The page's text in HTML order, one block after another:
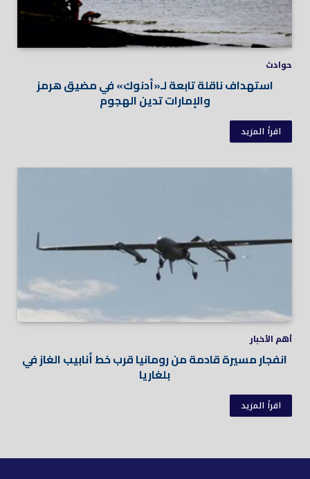
حوادث
استهداف ناقلة تابعة لـ«أدنوك» في مضيق هرمز
والإمارات تدين الهجوم
اقرأ المزيد
أهم الأخبار
انفجار مسيرة قادمة من رومانيا قرب خط أنابيب الغاز في
بلغاريا
اقرأ المزيد